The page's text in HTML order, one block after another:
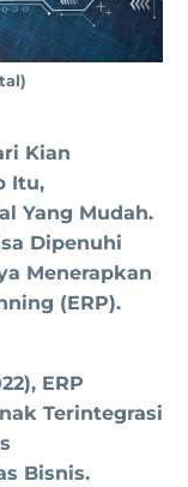
Kian
Itu,
Yang Mudah.
Dipenuhi
Menerapkan
(ERP).
ERP
Terintegrasi
Bisnis.